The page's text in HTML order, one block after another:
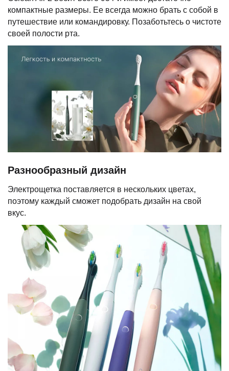
компактные размеры. Ее всегда можно брать с собой в
путешествие или командировку. Позаботьтесь о чистоте
своей полости рта.
Разнообразный дизайн
Электрощетка поставляется в нескольких цветах,
поэтому каждый сможет подобрать дизайн на свой
вкус.